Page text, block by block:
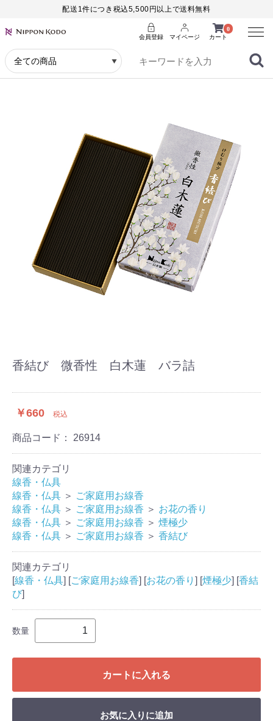
配送1件につき税込5,500円以上で送料無料
0
カート
会員登録 マイページ
Menu
香結び 微香性 白木蓮 バラ詰
￥660 税込
商品コード： 26914
関連カテゴリ
線香・仏具
線香・仏具 ＞ ご家庭用お線香
線香・仏具 ＞ ご家庭用お線香 ＞ お花の香り
線香・仏具 ＞ ご家庭用お線香 ＞ 煙極少
線香・仏具 ＞ ご家庭用お線香 ＞ 香結び
関連カテゴリ
[線香・仏具] [ご家庭用お線香] [お花の香り ] [煙極少] [香結
び]
数量
カートに入れる
お気に入りに追加